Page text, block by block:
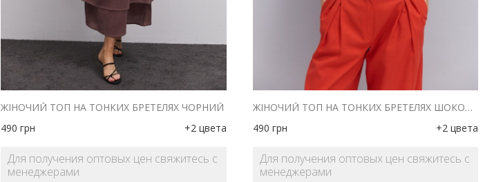
ЖІНОЧИЙ ТОП НА ТОНКИХ БРЕТЕЛЯХ ЧОРНИЙ
490 грн +2 цвета
Для получения оптовых цен свяжитесь с
менеджерами
ЖІНОЧИЙ ТОП НА ТОНКИХ БРЕТЕЛЯХ ШОКОЛАДНИЙ
490 грн +2 цвета
Для получения оптовых цен свяжитесь с
менеджерами